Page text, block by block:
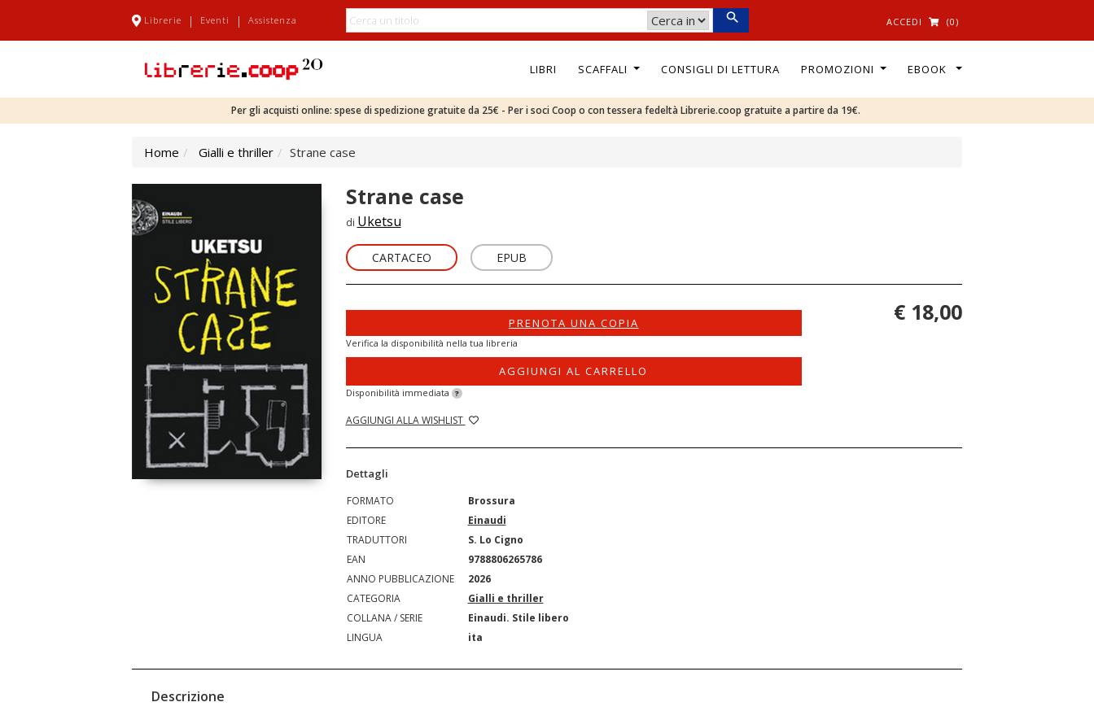
Librerie | Eventi | Assistenza ACCEDI (0)
LIBRI SCAFFALI CONSIGLI DI LETTURA PROMOZIONI EBOOK
Per gli acquisti online: spese di spedizione gratuite da 25€ - Per i soci Coop o con tessera fedeltà Librerie.coop gratuite a partire da 19€.
Home Gialli e thriller Strane case
Strane case
di Uketsu
CARTACEO EPUB
PRENOTA UNA COPIA
Verifica la disponibilità nella tua libreria
AGGIUNGI AL CARRELLO
Disponibilità immediata ?
AGGIUNGI ALLA WISHLIST
€ 18,00
Dettagli
FORMATO
Brossura
EDITORE
Einaudi
TRADUTTORI
S. Lo Cigno
EAN
9788806265786
ANNO PUBBLICAZIONE
2026
CATEGORIA
Gialli e thriller
COLLANA / SERIE
Einaudi. Stile libero
LINGUA
ita
Descrizione